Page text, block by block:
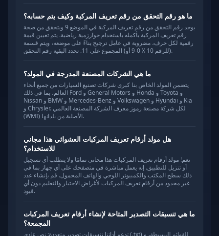
ما هو رقم التحقق من رقم تعريف المركبة وكيف يتم حسابه؟
يوجد رقم التحقق من رقم تعريف المركبة في الموضع 9 ويتحقق من صحة
رقم تعريف المركبة بأكمله باستخدام خوارزمية رياضية. يتم تعيين قيمة
رقمية لكل حرف، مضروبة في عامل ترجيح بناءً على موضعه، ويتم قسمة
المجموع على 11. تحدد البقية رقم التحقق (0-9 أو X للرقم 10).
ما هي الشركات المصنعة المدرجة في المولد؟
يتضمن المولد الخاص بنا كبرى شركات تصنيع السيارات من جميع أنحاء
العالم، بما في ذلك Ford و General Motors و Honda و Toyota و
Nissan و BMW و Mercedes-Benz و Volkswagen و Hyundai و Kia
و Chrysler. لكل شركة مصنعة رموز معرف الشركة المصنعة العالمي
(WMI) الأصلية من بلدانها.
هل مولد أرقام تعريف المركبات العشوائي هذا مجاني
للاستخدام؟
نعم! مولد أرقام تعريف المركبات هذا مجاني تمامًا ولا يتطلب أي تسجيل
أو تنزيل للتطبيق. إنه يعمل مباشرة في متصفحك على أي جهاز بما في
ذلك سطح المكتب والكمبيوتر اللوحي والهاتف المحمول. قم بإنشاء عدد
غير محدود من أرقام تعريف المركبات لأغراض الاختبار والتعليم دون أي
قيود.
ما هي تنسيقات التصدير المتاحة لإنشاء أرقام تعريف المركبات
المجمعة؟
تدعم أداتنا تنسيقات تصدير متعددة: نص عادي (.txt) للقوائم البسيطة، و